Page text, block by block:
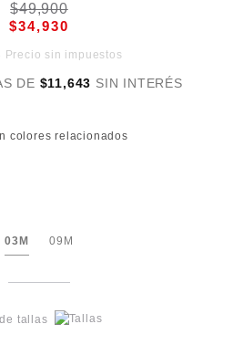
$49,900
$34,930
Precio sin impuestos
DE $11,643 SIN INTERÉS
03M 09M
tallas